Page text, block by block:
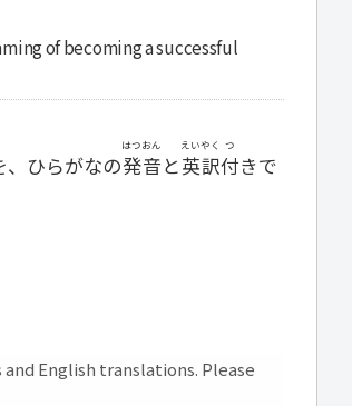
of becoming a successful
、ひらがなの発音
はつおん
と英訳
えいやく
付
つ
きで
English translations. Please